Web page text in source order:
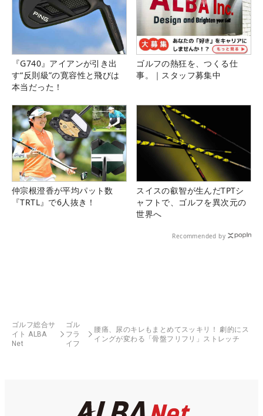
『G740』アイアンが引き出
す“反則級”の寛容性と飛びは
本当だった！
ゴルフの熱狂を、つくる仕
事。｜スタッフ募集中
仲宗根澄香が平均パット数
『TRTL』で6人抜き！
スイスの叡智が生んだTPTシ
ャフトで、ゴルフを異次元の
世界へ
Recommended by
ゴルフ総合サ
イト ALBA
Net
ゴル
フラ
イフ
腰痛、尿のキレもまとめてスッキリ！ 劇的にス
イングが変わる「骨盤フリフリ」ストレッチ